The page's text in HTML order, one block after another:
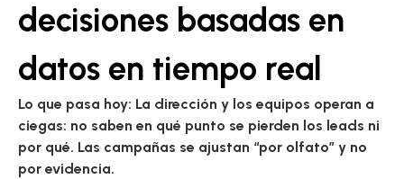
decisiones basadas en
datos en tiempo real
Lo que pasa hoy: La dirección y los equipos operan a
ciegas: no saben en qué punto se pierden los leads ni
por qué. Las campañas se ajustan “por olfato” y no
por evidencia.